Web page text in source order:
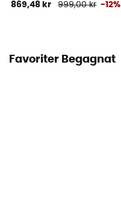
869,48 kr 999,00 kr -12%
Favoriter Begagnat